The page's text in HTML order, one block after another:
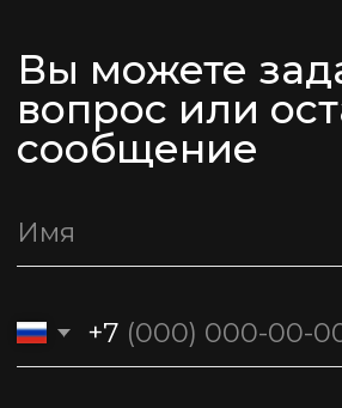
Фабрика корпусной и мягкой мебели
премиум класса